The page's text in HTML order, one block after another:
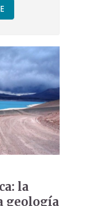
la
geología